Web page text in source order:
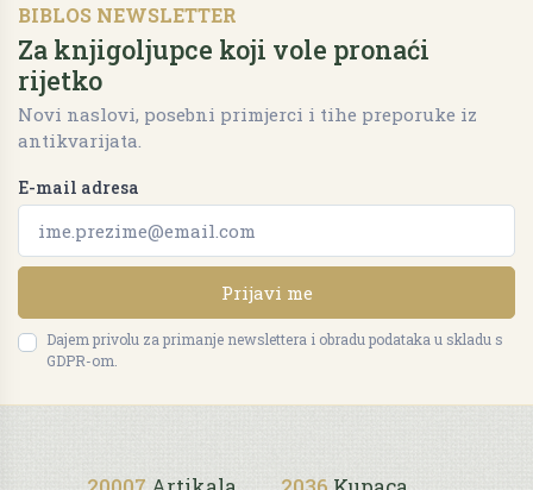
BIBLOS NEWSLETTER
Za knjigoljupce koji vole pronaći
rijetko
Novi naslovi, posebni primjerci i tihe preporuke iz
antikvarijata.
E-mail adresa
Prijavi me
Dajem privolu za primanje newslettera i obradu podataka u skladu s
GDPR-om.